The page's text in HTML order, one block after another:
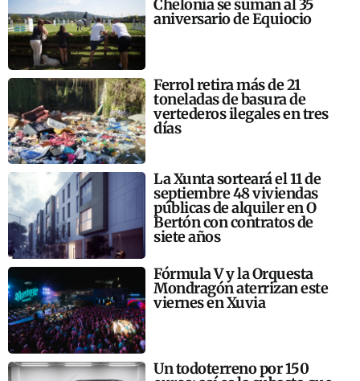
Chelonia se suman al 35
aniversario de Equiocio
Ferrol retira más de 21
toneladas de basura de
vertederos ilegales en tres
días
La Xunta sorteará el 11 de
septiembre 48 viviendas
públicas de alquiler en O
Bertón con contratos de
siete años
Fórmula V y la Orquesta
Mondragón aterrizan este
viernes en Xuvia
Un todoterreno por 150